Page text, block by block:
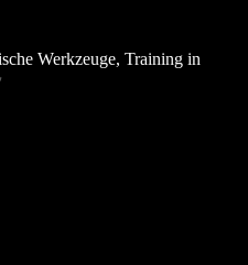
Werkzeuge, Training in